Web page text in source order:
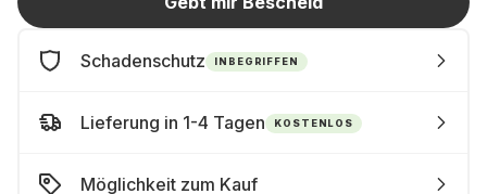
Schadenschutz INBEGRIFFEN
Lieferung in 1-4 Tagen KOSTENLOS
Möglichkeit zum Kauf